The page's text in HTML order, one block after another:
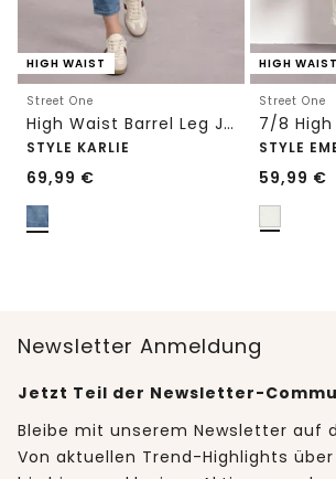
HIGH WAIST
Street One
High Waist Barrel Leg Jeans im Loose Fit
STYLE KARLIE
69,99 €
HIGH WAIST
Street One
STYLE
59,99 €
Newsletter Anmeldung
Jetzt Teil der Newsletter-
Bleibe mit unserem Newsletter auf
Von aktuellen Trend-Highlights